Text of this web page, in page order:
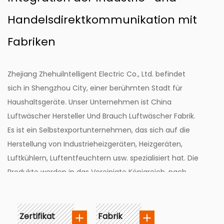
Handelsdirektkommunikation mit
Fabriken
Zhejiang Zhehuilntelligent Electric Co., Ltd. befindet
sich in Shengzhou City, einer berühmten Stadt für
Haushaltsgeräte. Unser Unternehmen ist China
Luftwäscher Hersteller Und Brauch Luftwäscher Fabrik.
Es ist ein Selbstexportunternehmen, das sich auf die
Herstellung von Industrieheizgeräten, Heizgeräten,
Luftkühlern, Luftentfeuchtern usw. spezialisiert hat. Die
Produkte werden in das Vereinigte Königreich, nach
andere Länder exportiert. Seit seiner Gründung hat
Zertifikat Fabrik